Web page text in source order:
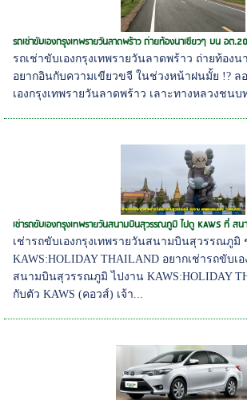
รถเช่าขับเองกรุงเทพรายวันลาดพร้าว ถ่ายท้องนาเขียวๆ บน อต
รถเช่าขับเองกรุงเทพรายวันลาดพร้าว ถ่ายท้องน
อยากอินกับความเขียวขจี ในช่วงหน้าฝนมั้ย !? ล
เองกรุงเทพรายวันลาดพร้าว เลาะทางหลวงชนบ
เช่ารถขับเองกรุงเทพรายวันสนามบินสุวรรณภูมิ ไปดู KAWS ที่ สน
เช่ารถขับเองกรุงเทพรายวันสนามบินสุวรรณภูมิ
KAWS:HOLIDAY THAILAND อยากเช่ารถขับเ
สนามบินสุวรรณภูมิ ไปงาน KAWS:HOLIDAY
กับตัว KAWS (คอวส์) เจ้า...